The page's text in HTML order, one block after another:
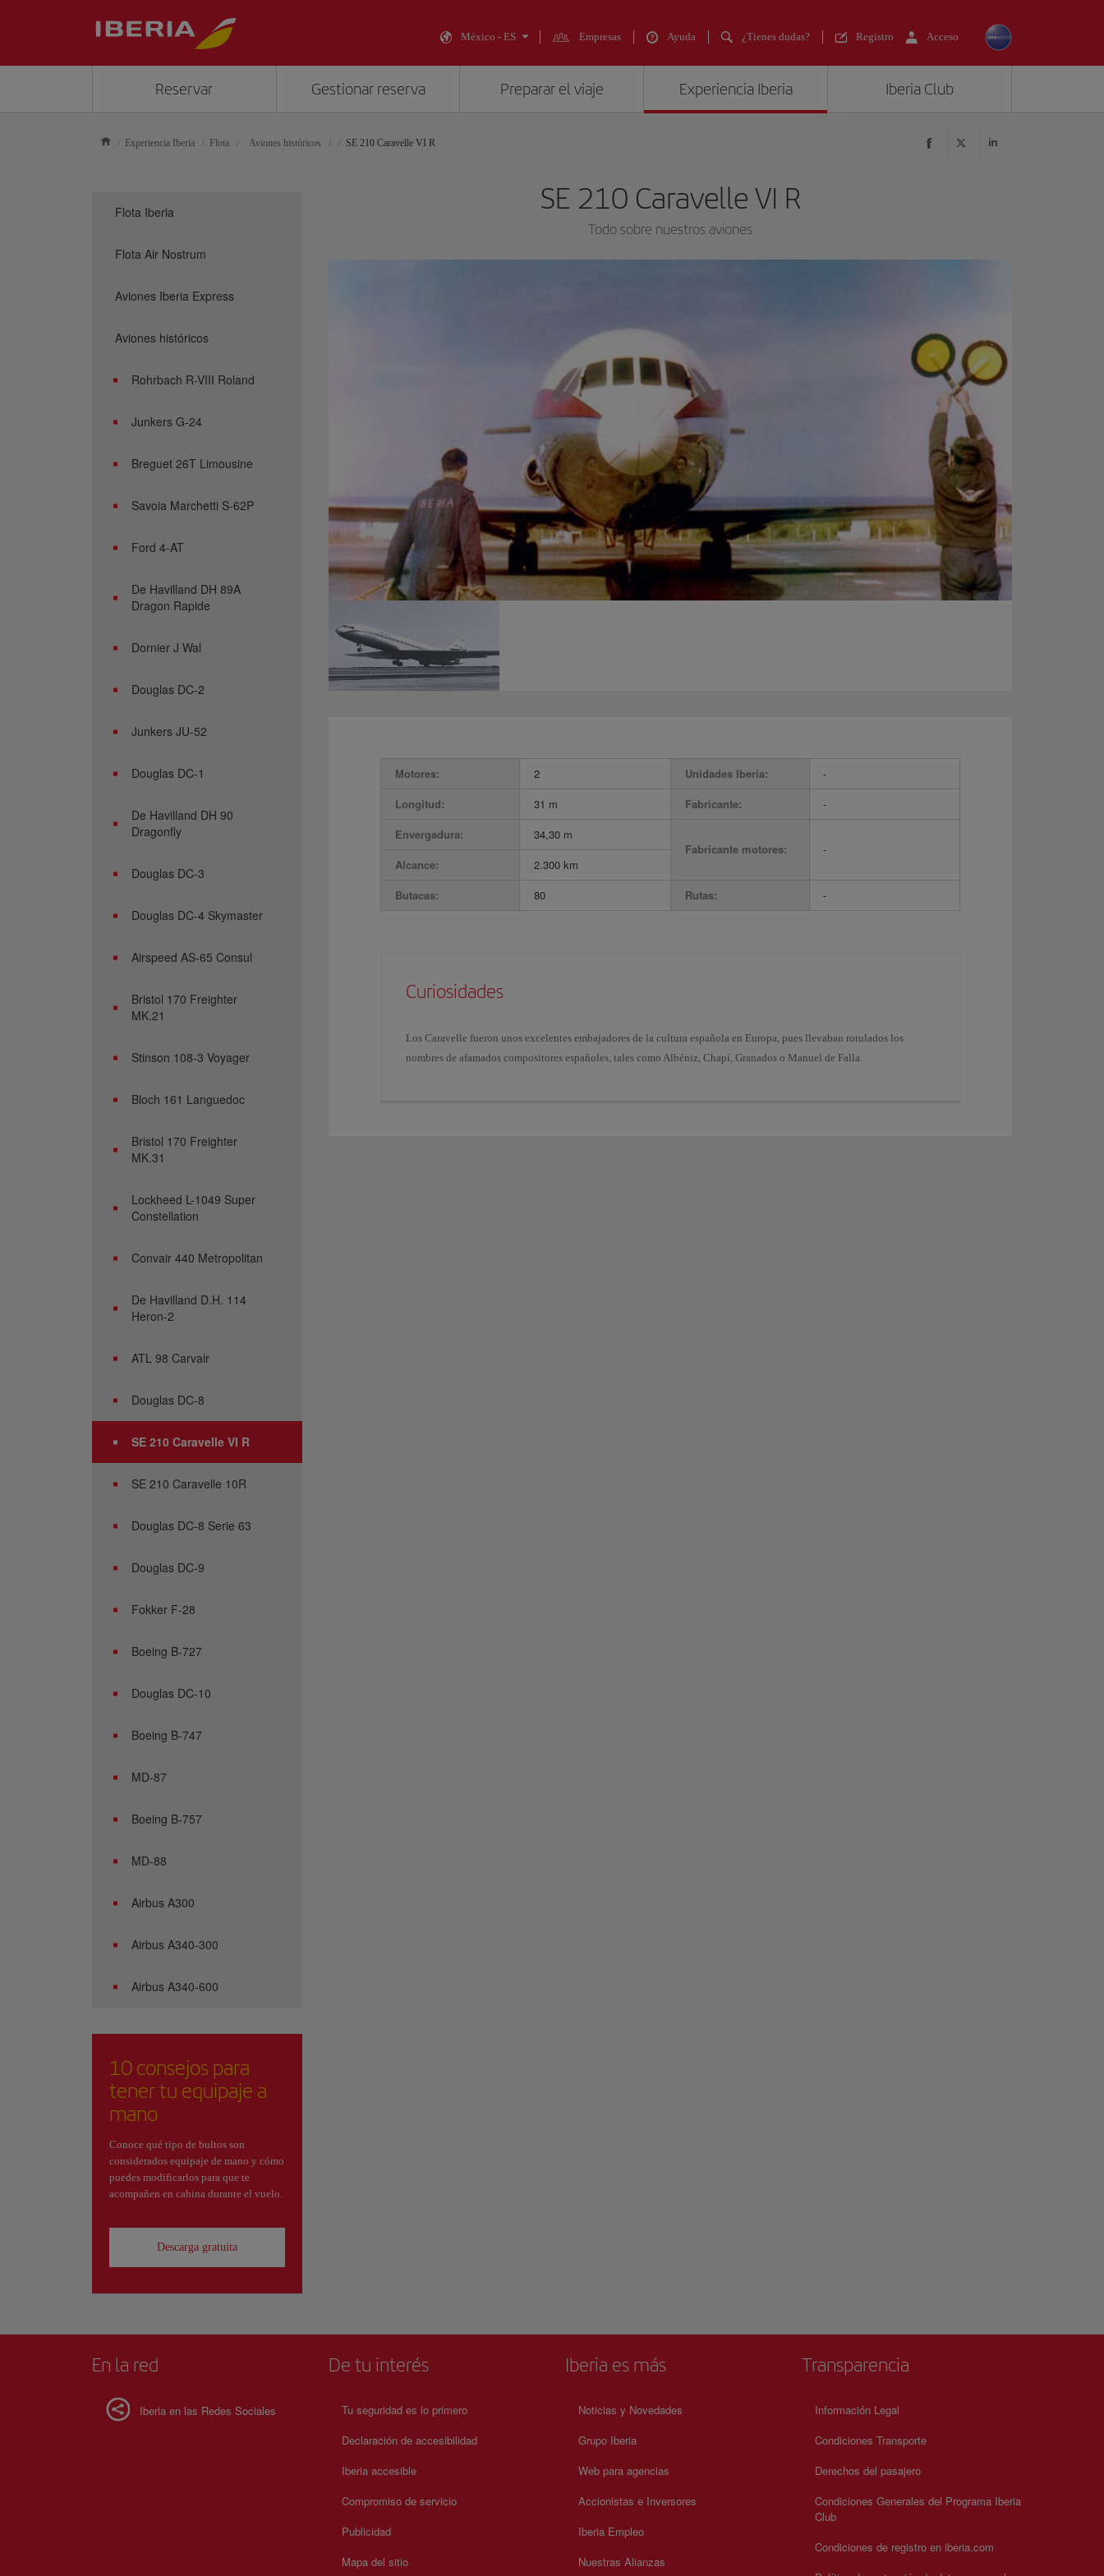
México - ES Empresas Ayuda ¿Tienes dudas? Registro Acceso
Reservar Gestionar reserva Preparar el viaje Experiencia Iberia Iberia Club
Experiencia Iberia Flota Aviones históricos SE 210 Caravelle VI R
SE 210 Caravelle VI R
Todo sobre nuestros aviones
Motores: 2 Unidades Iberia:
-
Longitud:
31 m Fabricante:
-
Envergadura:
34,30 m
Fabricante motores:
-
Alcance:
2.300 km
Butacas:
80 Rutas: -
Curiosidades
Los Caravelle fueron unos excelentes embajadores de la cultura española en Europa, pues llevaban rotulados los
nombres de afamados compositores españoles, tales como Albéniz, Chapí, Granados o Manuel de Falla.
Flota Iberia
Flota Air Nostrum
Aviones Iberia Express
Aviones históricos
Rohrbach R-VIII Roland
Junkers G-24
Breguet 26T Limousine
Savoia Marchetti S-62P
Ford 4-AT
De Havilland DH 89A
Dragon Rapide
Dornier J Wal
Douglas DC-2
Junkers JU-52
Douglas DC-1
De Havilland DH 90
Dragonfly
Douglas DC-3
Douglas DC-4 Skymaster
Airspeed AS-65 Consul
Bristol 170 Freighter
MK.21
Stinson 108-3 Voyager
Bloch 161 Languedoc
Bristol 170 Freighter
MK.31
Lockheed L-1049 Super
Constellation
Convair 440 Metropolitan
De Havilland D.H. 114
Heron-2
ATL 98 Carvair
Douglas DC-8
SE 210 Caravelle VI R
SE 210 Caravelle 10R
Douglas DC-8 Serie 63
Douglas DC-9
Fokker F-28
Boeing B-727
Douglas DC-10
Boeing B-747
MD-87
Boeing B-757
MD-88
Airbus A300
Airbus A340-300
Airbus A340-600
10 consejos para
tener tu equipaje a
mano
Conoce qué tipo de bultos son
considerados equipaje de mano y cómo
puedes modificarlos para que te
acompañen en cabina durante el vuelo.
Descarga gratuita
En la red
Iberia en las Redes Sociales
De tu interés
Tu seguridad es lo primero
Declaración de accesibilidad
Iberia accesible
Compromiso de servicio
Publicidad
Mapa del sitio
Iberia es más
Noticias y Novedades
Grupo Iberia
Web para agencias
Accionistas e Inversores
Iberia Empleo
Nuestras Alianzas
Transparencia
Información Legal
Condiciones Transporte
Derechos del pasajero
Condiciones Generales del Programa Iberia
Club
Condiciones de registro en iberia.com